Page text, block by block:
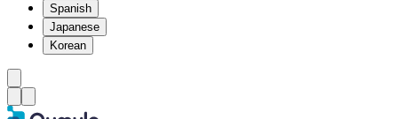
Spanish
Japanese
Korean